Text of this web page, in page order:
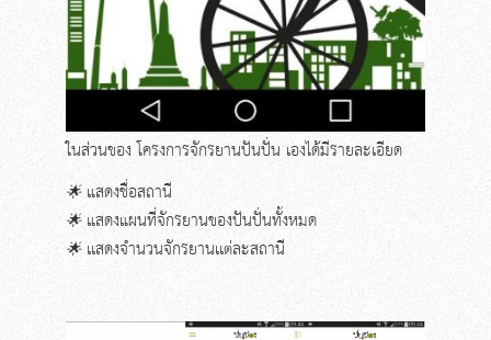
ในส่วนของ โครงการจักรยานปันปั่น เองได้มีรายละเอียด
🌟แสดงชื่อสถานี
🌟แสดงแผนที่จักรยานของปันปั่นทั้งหมด
🌟เเสดงจำนวนจักรยานเเต่ละสถานี